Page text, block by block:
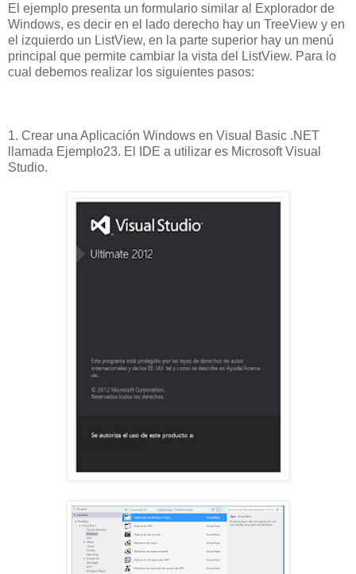
El ejemplo presenta un formulario similar al Explorador de
Windows, es decir en el lado derecho hay un TreeView y en
el izquierdo un ListView, en la parte superior hay un menú
principal que permite cambiar la vista del ListView. Para lo
cual debemos realizar los siguientes pasos:
1. Crear una Aplicación Windows en Visual Basic .NET
llamada Ejemplo23. El IDE a utilizar es Microsoft Visual
Studio.